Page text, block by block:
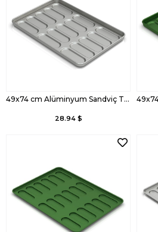
49x74 cm Alüminyum Sandviç Tava
28.94 $